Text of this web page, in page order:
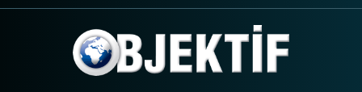
TÜRKİYE BU SÖZLERLE
YIKILDI: "BEBEĞİME SİPER